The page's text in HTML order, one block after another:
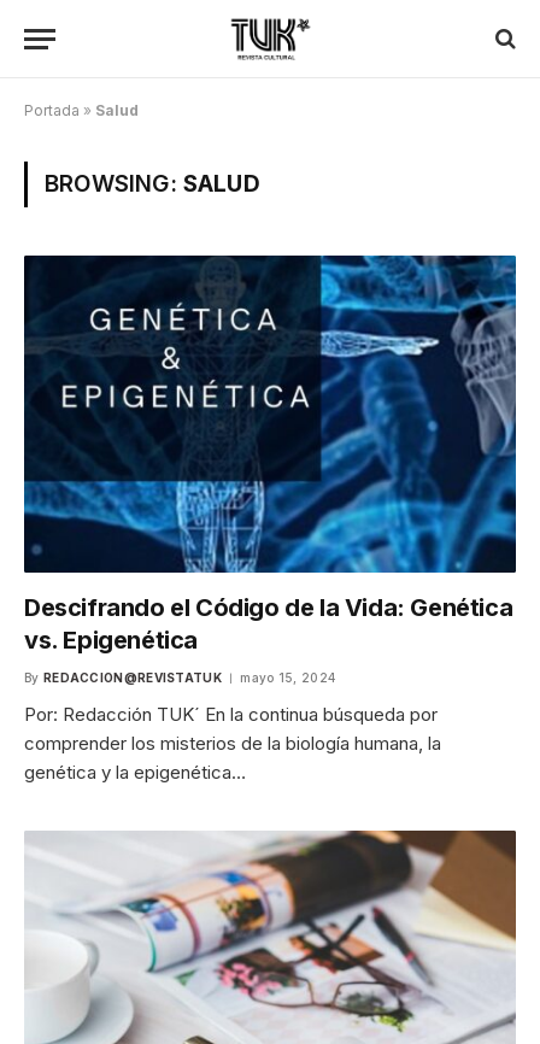
Portada » Salud
BROWSING: SALUD
Descifrando el Código de la Vida: Genética
vs. Epigenética
By REDACCION@REVISTATUK mayo 15, 2024
Por: Redacción TUK´ En la continua búsqueda por
comprender los misterios de la biología humana, la
genética y la epigenética…